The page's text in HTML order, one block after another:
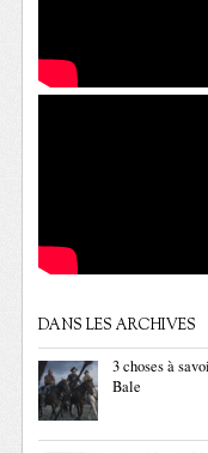
DANS LES ARCHIVES
3 choses à
Bale